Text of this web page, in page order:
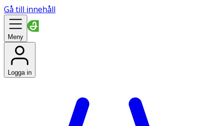
Gå till innehåll
Meny
Logga in